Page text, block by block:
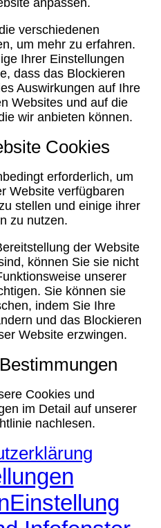
anpassen.
verschiedenen
um mehr zu erfahren.
Ihrer Einstellungen
dass das Blockieren
Auswirkungen auf Ihre
Websites und auf die
wir anbieten können.
Cookies
erforderlich, um
Website verfügbaren
stellen und einige ihrer
zu nutzen.
der Website
können Sie sie nicht
unserer
Sie können sie
indem Sie Ihre
und das Blockieren
Website erzwingen.
Cookies und
im Detail auf unserer
nachlesen.
Einstellung